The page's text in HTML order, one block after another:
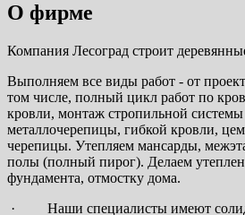
О фирме
Компания Лесоград строит
Выполняем все виды работ - от
том числе, полный цикл работ по
кровли, монтаж стропильной
металлочерепицы, гибкой кровли,
черепицы. Утепляем мансарды,
полы (полный пирог). Делаем
фундамента, отмостку дома.
· Наши специалисты имеют